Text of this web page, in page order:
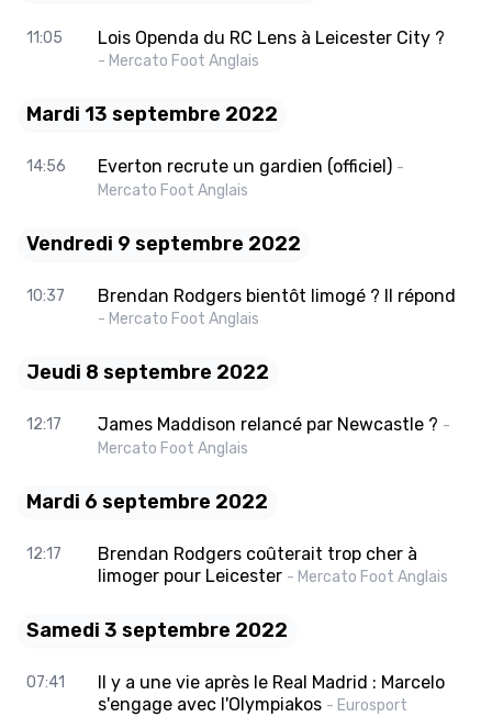
11:05 Lois Openda du RC Lens à Leicester City ?
- Mercato Foot Anglais
Mardi 13 septembre 2022
14:56 Everton recrute un gardien (officiel) -
Mercato Foot Anglais
Vendredi 9 septembre 2022
10:37 Brendan Rodgers bientôt limogé ? Il répond
- Mercato Foot Anglais
Jeudi 8 septembre 2022
12:17 James Maddison relancé par Newcastle ? -
Mercato Foot Anglais
Mardi 6 septembre 2022
12:17
Brendan Rodgers coûterait trop cher à
limoger pour Leicester - Mercato Foot Anglais
Samedi 3 septembre 2022
07:41
Il y a une vie après le Real Madrid : Marcelo
s'engage avec l'Olympiakos - Eurosport